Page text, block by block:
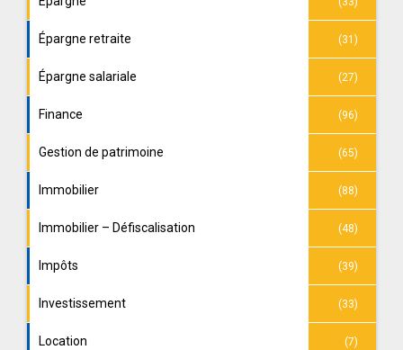
Épargne retraite (31)
Épargne salariale (27)
Finance (96)
Gestion de patrimoine (65)
Immobilier (88)
Immobilier – Défiscalisation (48)
Impôts (39)
Investissement (33)
Location (7)